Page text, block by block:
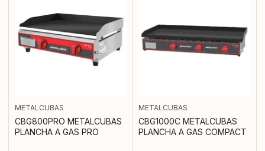
METALCUBAS
CBG800PRO METALCUBAS
PLANCHA A GAS PRO
METALCUBAS
CBG1000C METALCUBAS
PLANCHA A GAS COMPACT